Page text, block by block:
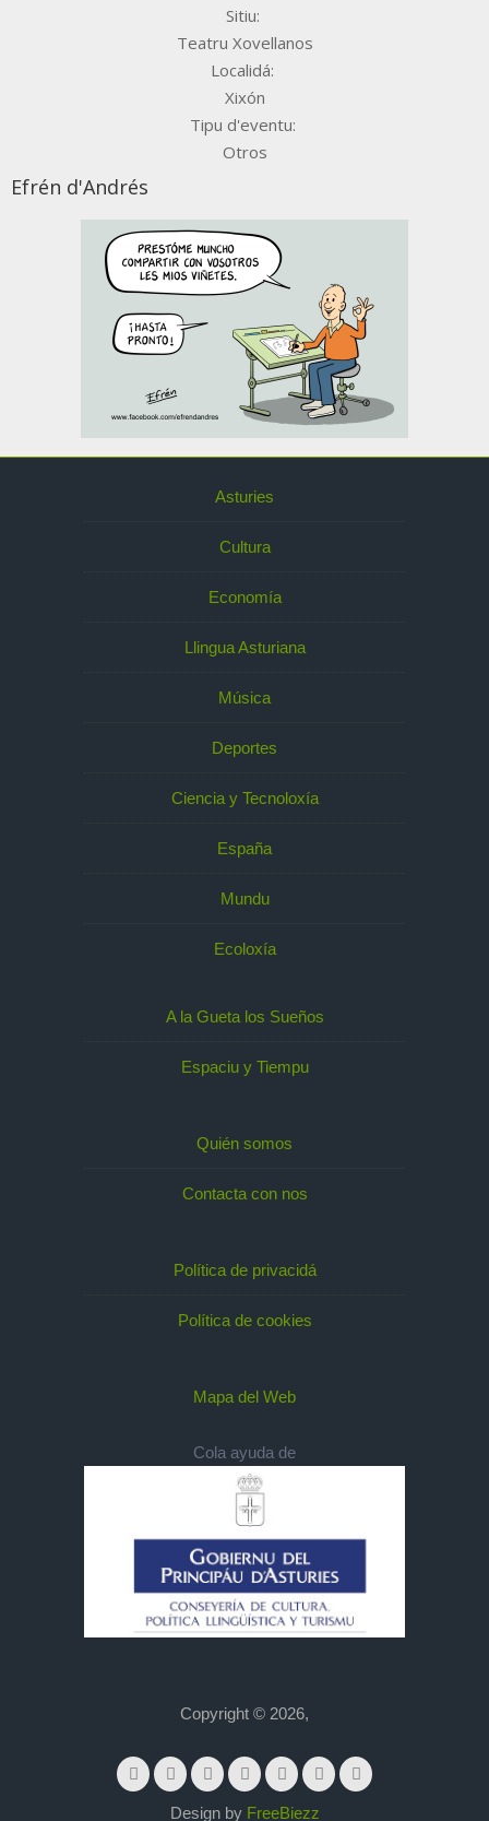
Sitiu:
Teatru Xovellanos
Localidá:
Xixón
Tipu d'eventu:
Otros
Efrén d'Andrés
Asturies
Cultura
Economía
Llingua Asturiana
Música
Deportes
Ciencia y Tecnoloxía
España
Mundu
Ecoloxía
A la Gueta los Sueños
Espaciu y Tiempu
Quién somos
Contacta con nos
Política de privacidá
Política de cookies
Mapa del Web
Cola ayuda de
Copyright © 2026,
Design by FreeBiezz